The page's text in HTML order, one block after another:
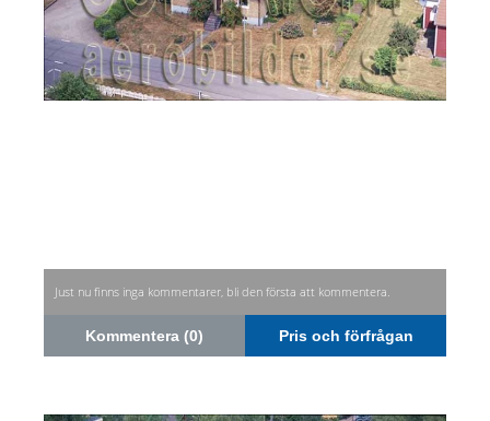
Just nu finns inga kommentarer, bli den första att kommentera.
Kommentera (0) Pris och förfrågan